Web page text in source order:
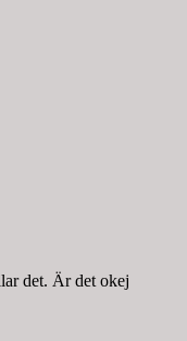
det. Är det okej